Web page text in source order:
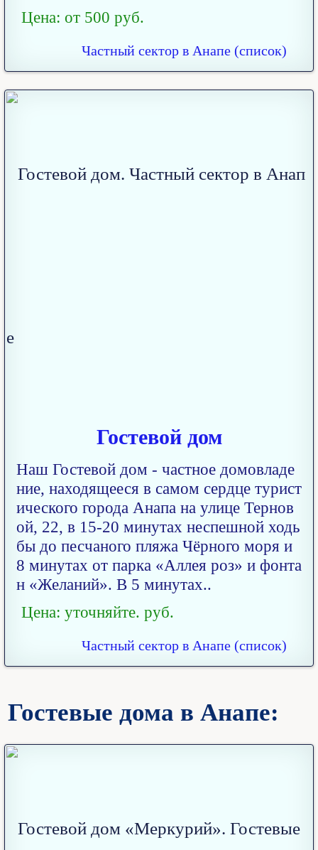
Цена: от 500 руб.
Частный сектор в Анапе (список)
Гостевой дом
Наш Гостевой дом - частное домовладе
ние, находящееся в самом сердце турист
ического города Анапа на улице Тернов
ой, 22, в 15-20 минутах неспешной ходь
бы до песчаного пляжа Чёрного моря и
8 минутах от парка «Аллея роз» и фонта
н «Желаний». В 5 минутах..
Цена: уточняйте. руб.
Частный сектор в Анапе (список)
Гостевые дома в Анапе: